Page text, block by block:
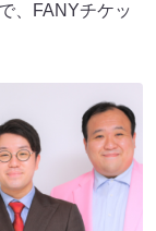
、FANYチケッ